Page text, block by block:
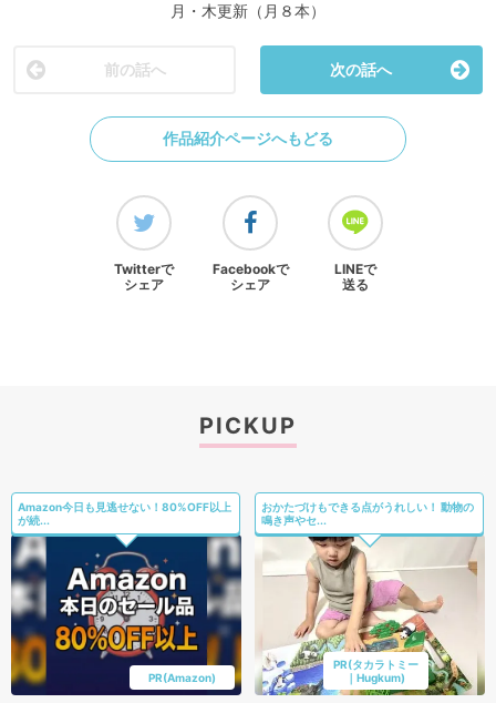
月・木更新（月８本）
前の話へ 次の話へ
作品紹介ページへもどる
Twitterで
シェア
Facebookで
シェア
LINEで
送る
PICKUP
Amazon今日も見逃せない！80%OFF以上
が続...
PR(Amazon)
おかたづけもできる点がうれしい！ 動物の
鳴き声やセ...
PR(タカラトミー
｜Hugkum)